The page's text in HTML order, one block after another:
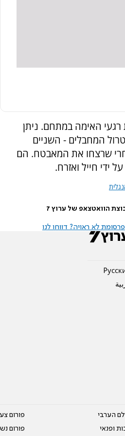
האימה במתחם. ניתן
המחבלים - השניים
שרצחו את המאבטח. הם
ידי חייל ואזרח.
הוואטצאפ של ערוץ 7
לא ראויה? דווחו לנו
הערבי
ופנאי
פורום
פורום